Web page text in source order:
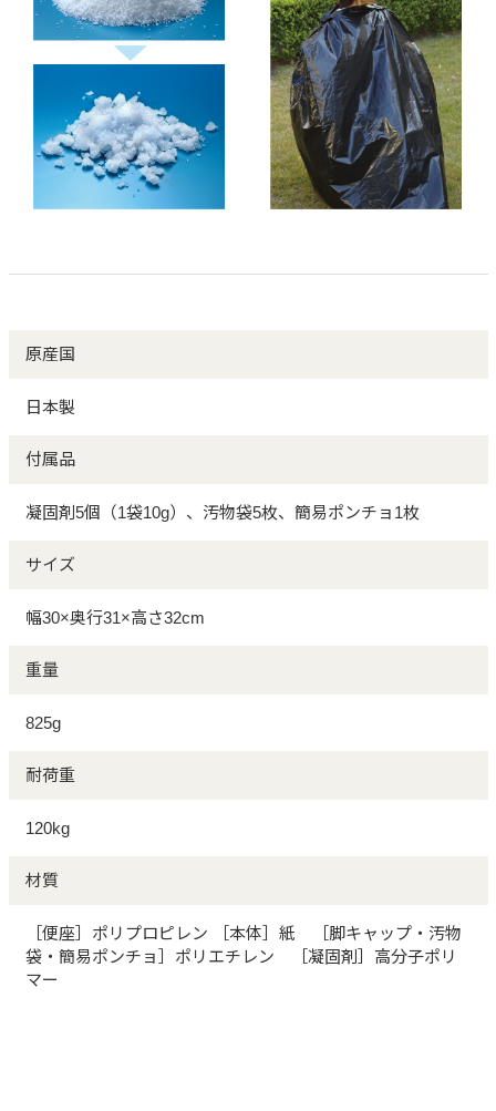
原産国
日本製
付属品
凝固剤5個（1袋10g）、汚物袋5枚、簡易ポンチョ1枚
サイズ
幅30×奥行31×高さ32cm
重量
825g
耐荷重
120kg
材質
［便座］ポリプロピレン ［本体］紙 ［脚キャップ・汚物
袋・簡易ポンチョ］ポリエチレン ［凝固剤］高分子ポリ
マー